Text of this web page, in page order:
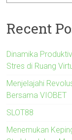
Recent
Dinamika
Stres di Ruang
Menjelajahi
Bersama VIOBET
SLOT88
Menemukan